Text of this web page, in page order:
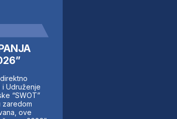
i Udruženje
“SWOT”
zaredom
ove